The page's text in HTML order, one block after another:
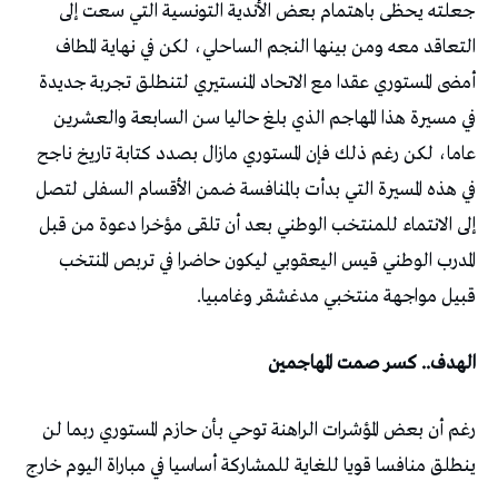
جعلته يحظى باهتمام بعض الأندية التونسية التي سعت إلى
التعاقد معه ومن بينها النجم الساحلي، لكن في نهاية المطاف
أمضى المستوري عقدا مع الاتحاد المنستيري لتنطلق تجربة جديدة
في مسيرة هذا المهاجم الذي بلغ حاليا سن السابعة والعشرين
عاما، لكن رغم ذلك فإن المستوري مازال بصدد كتابة تاريخ ناجح
في هذه المسيرة التي بدأت بالمنافسة ضمن الأقسام السفلى لتصل
إلى الانتماء للمنتخب الوطني بعد أن تلقى مؤخرا دعوة من قبل
المدرب الوطني قيس اليعقوبي ليكون حاضرا في تربص المنتخب
قبيل مواجهة منتخبي مدغشقر وغامبيا.
الهدف.. كسر صمت المهاجمين
رغم أن بعض المؤشرات الراهنة توحي بأن حازم المستوري ربما لن
ينطلق منافسا قويا للغاية للمشاركة أساسيا في مباراة اليوم خارج